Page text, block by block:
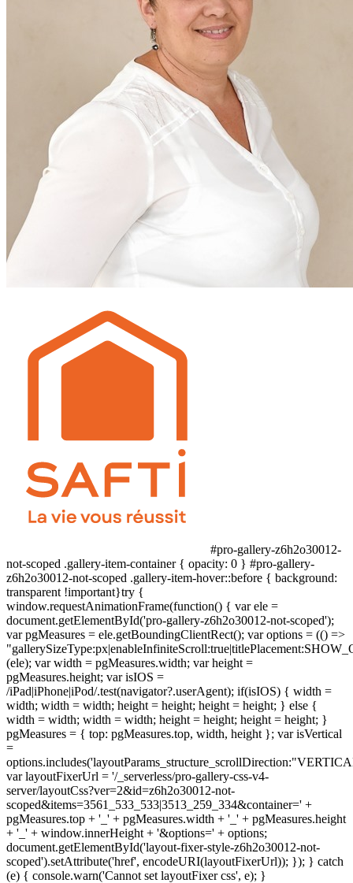
#pro-gallery-z6h2o30012-
not-scoped .gallery-item-container { opacity: 0 } #pro-gallery-
z6h2o30012-not-scoped .gallery-item-hover::before { background:
transparent !important}try {
window.requestAnimationFrame(function() { var ele =
document.getElementById('pro-gallery-z6h2o30012-not-scoped');
var pgMeasures = ele.getBoundingClientRect(); var options = (() =>
(ele); var width = pgMeasures.width; var height =
pgMeasures.height; var isIOS =
/iPad|iPhone|iPod/.test(navigator?.userAgent); if(isIOS) { width =
width; width = width; height = height; height = height; } else {
width = width; width = width; height = height; height = height; }
pgMeasures = { top: pgMeasures.top, width, height }; var isVertical
=
var layoutFixerUrl = '/_serverless/pro-gallery-css-v4-
server/layoutCss?ver=2&id=z6h2o30012-not-
scoped&items=3561_533_533|3513_259_334&container=' +
pgMeasures.top + '_' + pgMeasures.width + '_' + pgMeasures.height
+ '_' + window.innerHeight + '&options=' + options;
document.getElementById('layout-fixer-style-z6h2o30012-not-
scoped').setAttribute('href', encodeURI(layoutFixerUrl)); }); } catch
(e) { console.warn('Cannot set layoutFixer css', e); }